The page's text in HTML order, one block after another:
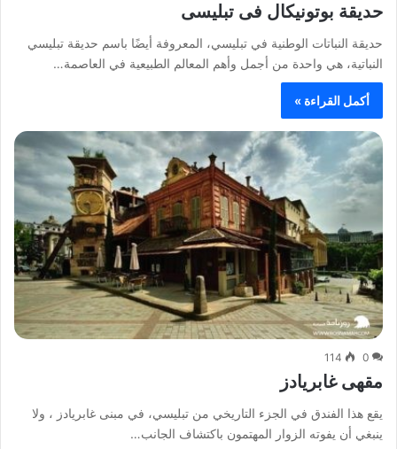
حديقة بوتونيكال فى تبليسى
حديقة النباتات الوطنية في تبليسي، المعروفة أيضًا باسم حديقة تبليسي
النباتية، هي واحدة من أجمل وأهم المعالم الطبيعية في العاصمة…
أكمل القراءة »
0
114
مقهى غابريادز
يقع هذا الفندق في الجزء التاريخي من تبليسي، في مبنى غابريادز ، ولا
ينبغي أن يفوته الزوار المهتمون باكتشاف الجانب…